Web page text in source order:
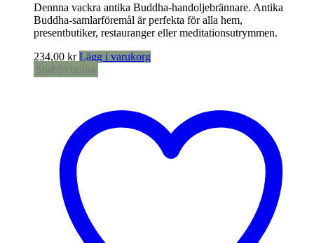
Dennna vackra antika Buddha-handoljebrännare. Antika
Buddha-samlarföremål är perfekta för alla hem,
presentbutiker, restauranger eller meditationsutrymmen.
234,00 kr Lägg i varukorg
Snabbvisning